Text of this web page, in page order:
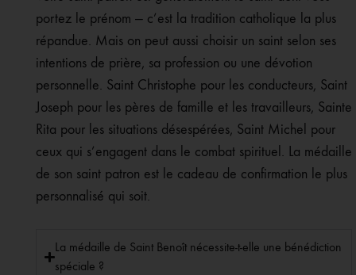
portez le prénom — c’est la tradition catholique la plus
répandue. Mais on peut aussi choisir un saint selon ses
intentions de prière, sa profession ou une dévotion
personnelle. Saint Christophe pour les conducteurs, Saint
Joseph pour les pères de famille et les travailleurs, Sainte
Rita pour les situations désespérées, Saint Michel pour
ceux qui s’engagent dans le combat spirituel. La médaille
de son saint patron est le cadeau de confirmation le plus
personnalisé qui soit.
La médaille de Saint Benoît nécessite-t-elle une bénédiction
spéciale ?